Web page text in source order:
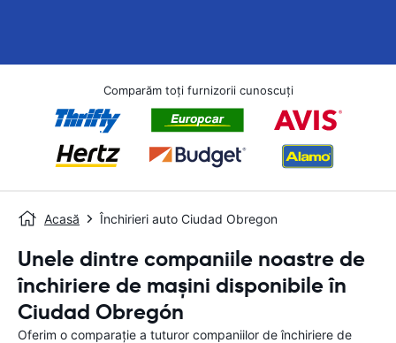
Comparăm toți furnizorii cunoscuți
Acasă Închirieri auto Ciudad Obregon
Unele dintre companiile noastre de
închiriere de mașini disponibile în
Ciudad Obregón
Oferim o comparație a tuturor companiilor de închiriere de